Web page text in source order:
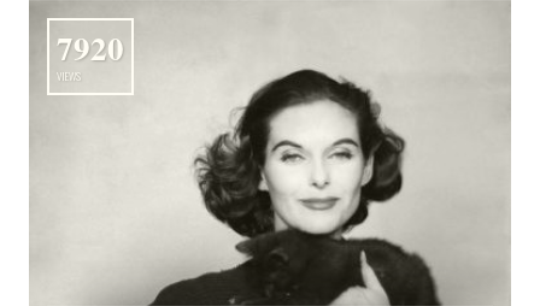
7920
VIEWS